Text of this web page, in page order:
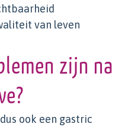
van leven
zijn na
ook een gastric